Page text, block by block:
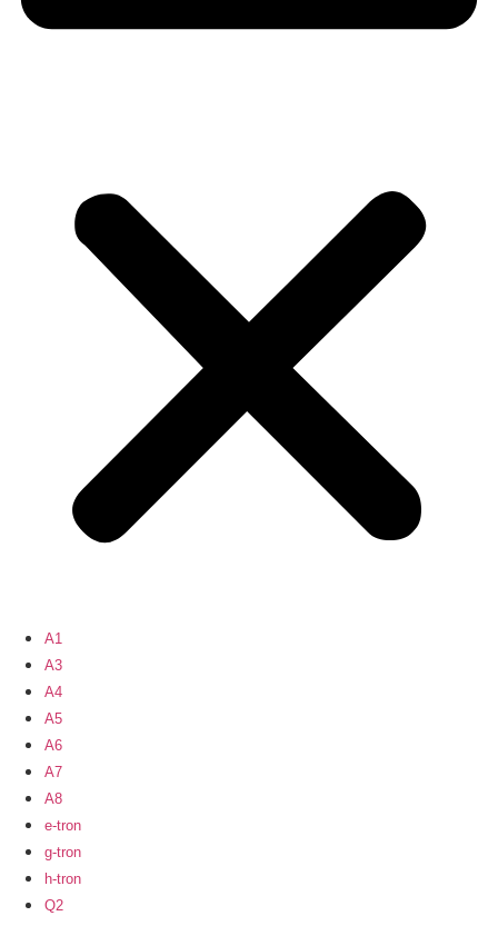
A1
A3
A4
A5
A6
A7
A8
e-tron
g-tron
h-tron
Q2